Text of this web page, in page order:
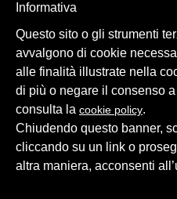
© 2026 Intesa Grandi Impianti
Informativa
Questo sito o gli strumenti
avvalgono di cookie
alle finalità illustrate nella
di più o negare il consenso
consulta la cookie policy.
Chiudendo questo banner,
cliccando su un link o
altra maniera, acconsenti